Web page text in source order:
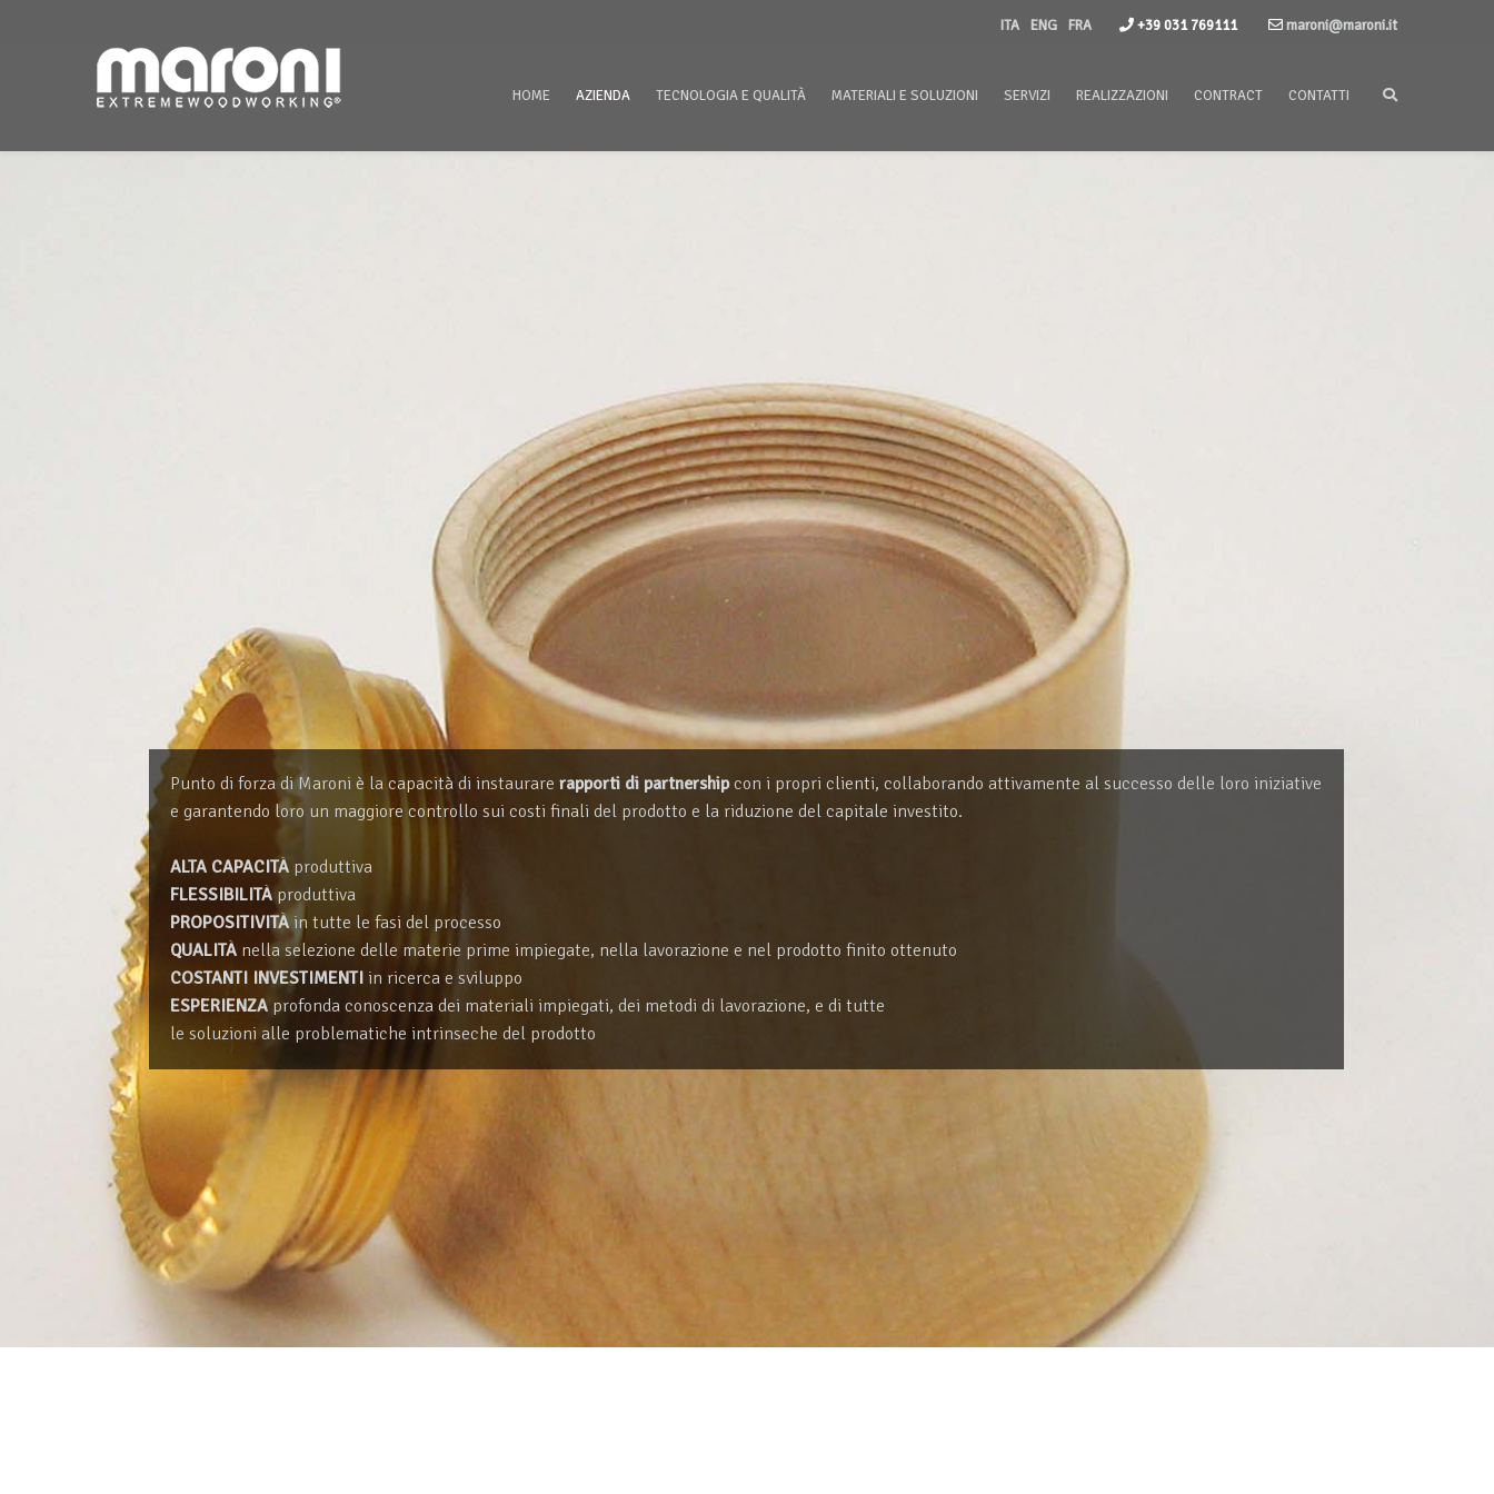
ITA ENG FRA +39 031 769111 maroni@maroni.it
HOME AZIENDA TECNOLOGIA E QUALITÀ MATERIALI E SOLUZIONI SERVIZI REALIZZAZIONI CONTRACT CONTATTI
Punto di forza di Maroni è la capacità di instaurare rapporti di partnershipcon i propri clienti, collaborando attivamente al successo delle loro iniziative
e garantendo loro un maggiore controllo sui costi finali del prodotto e la riduzione del capitale investito.
ALTA CAPACITÀ produttiva
FLESSIBILITÀ produttiva
PROPOSITIVITÀ in tutte le fasi del processo
QUALITÀ nella selezione delle materie prime impiegate, nella lavorazione e nel prodotto finito ottenuto
COSTANTI INVESTIMENTI in ricerca e sviluppo
ESPERIENZA profonda conoscenza dei materiali impiegati, dei metodi di lavorazione, e di tutte
le soluzioni alle problematiche intrinseche del prodotto